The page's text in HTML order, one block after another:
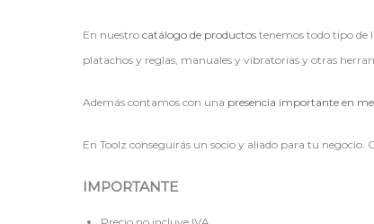
En nuestro catálogo de productos tenemos todo tipo de
platachos y reglas, manuales y vibratorias y otras
Además contamos con una presencia importante en
En Toolz conseguirás un socio y aliado para tu negocio.
IMPORTANTE